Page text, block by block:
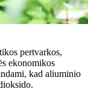
pertvarkos,
ekonomikos
kad aliuminio